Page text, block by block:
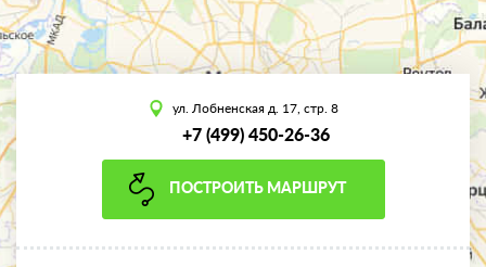
ул. Лобненская д. 17, стр. 8
+7 (499) 450-26-36
ПОСТРОИТЬ МАРШРУТ